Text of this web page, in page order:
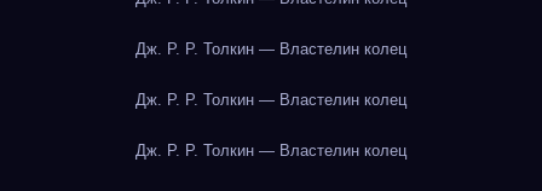
Дж. Р. Р. Толкин — Властелин колец
Дж. Р. Р. Толкин — Властелин колец
Дж. Р. Р. Толкин — Властелин колец